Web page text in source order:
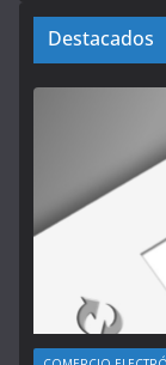
Destacados